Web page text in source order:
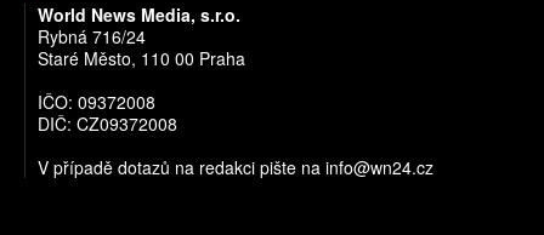
World News Media, s.r.o.
Rybná 716/24
Staré Město, 110 00 Praha
IČO: 09372008
DIČ: CZ09372008
V případě dotazů na redakci pište na info@wn24.cz